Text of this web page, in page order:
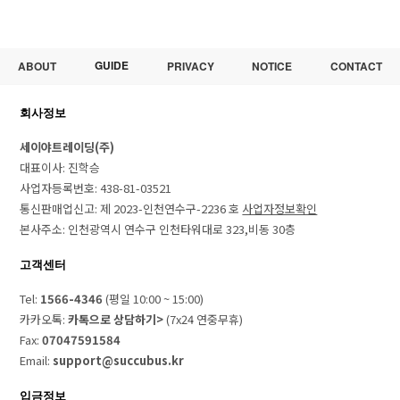
ABOUT GUIDE PRIVACY NOTICE CONTACT
회사정보
세이야트레이딩(주)
대표이사: 진학승
사업자등록번호: 438-81-03521
통신판매업신고: 제 2023-인천연수구-2236 호 사업자정보확인
본사주소: 인천광역시 연수구 인천타워대로 323,비동 30층
고객센터
Tel: 1566-4346 (평일 10:00 ~ 15:00)
카카오톡:카톡으로 상담하기>(7x24 연중무휴)
Fax:07047591584
Email:support@succubus.kr
입금정보